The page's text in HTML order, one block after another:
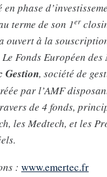
en phase
terme de son 1er
ouvert à la
Fonds Européen
Gestion, société de
par l’AMF
de 4 fonds,
les Medtech, et les
: www.emertec.fr